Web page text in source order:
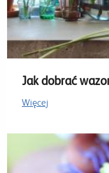
Jak dobrać
Więcej